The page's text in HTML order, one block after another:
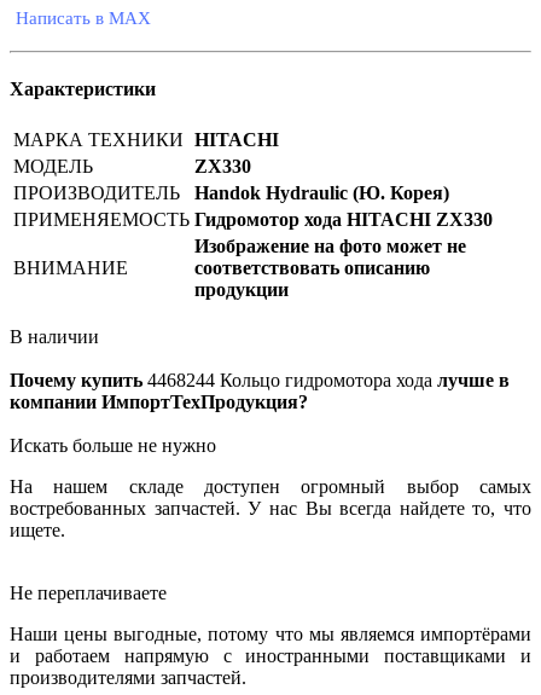
Написать в MAX
Характеристики
МАРКА ТЕХНИКИ HITACHI
МОДЕЛЬ
ZX330
ПРОИЗВОДИТЕЛЬ
Handok Hydraulic (Ю. Корея)
ПРИМЕНЯЕМОСТЬ Гидромотор хода HITACHI ZX330
ВНИМАНИЕ
Изображение на фото может не
соответствовать описанию
продукции
В наличии
Почему купить 4468244 Кольцо гидромотора хода лучше в
компании ИмпортТехПродукция?
Искать больше не нужно
На нашем складе доступен огромный выбор самых
востребованных запчастей. У нас Вы всегда найдете то, что
ищете.
Не переплачиваете
Наши цены выгодные, потому что мы являемся импортёрами
и работаем напрямую с иностранными поставщиками и
производителями запчастей.